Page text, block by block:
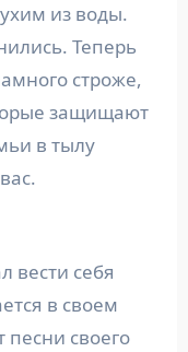
из воды.
Теперь
строже,
защищают
в тылу
вести себя
в своем
песни своего